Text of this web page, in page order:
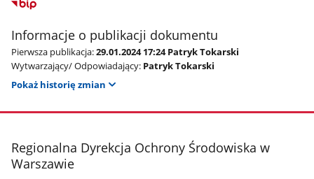
Informacje o publikacji dokumentu
Pierwsza publikacja:29.01.2024 17:24 Patryk Tokarski
Wytwarzający/ Odpowiadający: Patryk Tokarski
Pokaż historię zmian
stopka
Regionalna Dyrekcja Ochrony Środowiska w
Warszawie